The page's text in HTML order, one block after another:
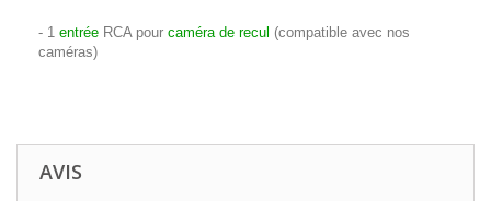
- 1 entrée RCA pour caméra de recul (compatible avec nos
caméras)
AVIS